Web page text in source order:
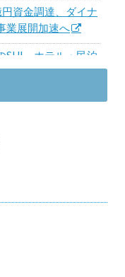
資金調達、ダイナ
業展開加速へ
SHI、ホテル・民泊
」提供開始